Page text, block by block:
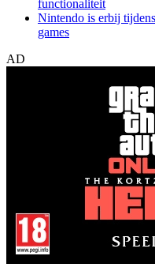
functionaliteit
Nintendo is erbij
games
AD